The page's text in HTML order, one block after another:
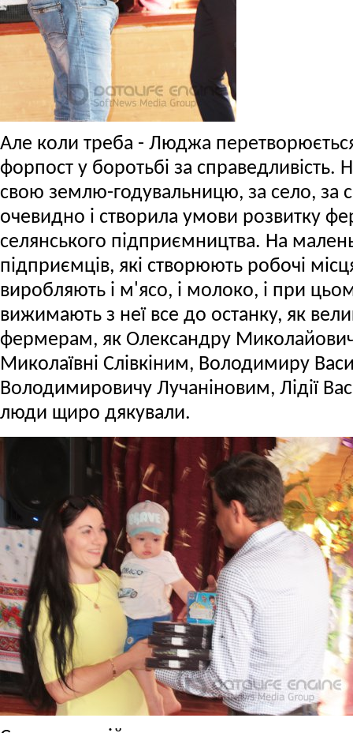
Але коли треба - Люджа
форпост у боротьбі за справедливість.
свою землю-годувальницю, за село, за
очевидно і створила умови розвитку
селянського підприємництва. На
підприємців, які створюють робочі
виробляють і м'ясо, і молоко, і при
вижимають з неї все до останку, як
фермерам, як Олександру
Миколаївні Слівкіним, Володимиру
Володимировичу Лучаніновим, Лідії
люди щиро дякували.